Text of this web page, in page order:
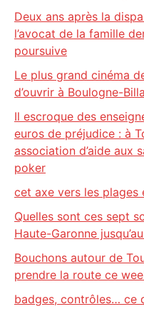
Deux ans après la
l’avocat de la famille
poursuive
Le plus grand cinéma
d’ouvrir à Boulogne-
Il escroque des
euros de préjudice : à
association d’aide aux
poker
cet axe vers les plages
Quelles sont ces sept
Haute-Garonne
Bouchons autour de
prendre la route ce
badges, contrôles… ce